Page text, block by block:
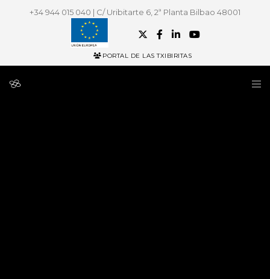
+34 944 015 040 | C/ Uribitarte 6, 2ª Planta Bilbao 48001
PORTAL DE LAS TXIBIRITAS